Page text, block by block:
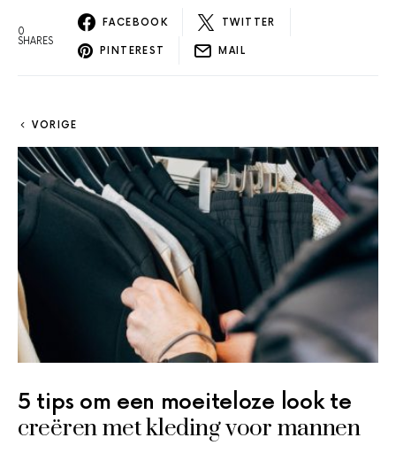
0
SHARES
FACEBOOK TWITTER
PINTEREST MAIL
VORIGE
5 tips om een moeiteloze look te
creëren met kleding voor mannen